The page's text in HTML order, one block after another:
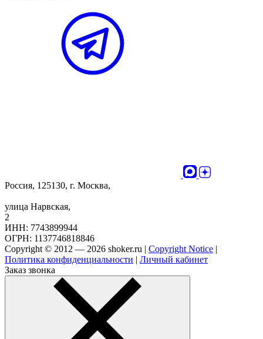
Россия, 125130, г. Москва,
улица Нарвская,
2
ИНН: 7743899944
ОГРН: 1137746818846
Copyright © 2012 — 2026 shoker.ru | Copyright Notice |
Политика конфиденциальности | Личный кабинет
Заказ звонка